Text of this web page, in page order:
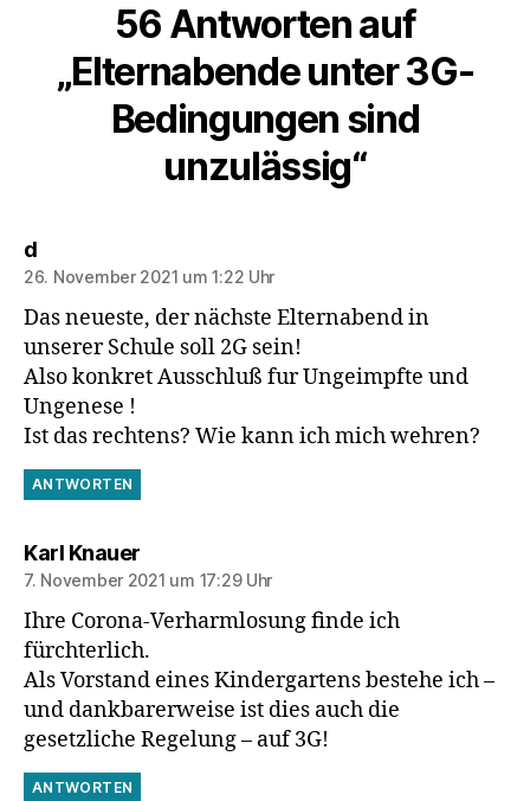
56 Antworten auf
„Elternabende unter 3G-
Bedingungen sind
unzulässig“
dsagt:
26. November 2021 um 1:22 Uhr
Das neueste, der nächste Elternabend in
unserer Schule soll 2G sein!
Also konkret Ausschluß fur Ungeimpfte und
Ungenese !
Ist das rechtens? Wie kann ich mich wehren?
ANTWORTEN
Karl Knauersagt:
7. November 2021 um 17:29 Uhr
Ihre Corona-Verharmlosung finde ich
fürchterlich.
Als Vorstand eines Kindergartens bestehe ich –
und dankbarerweise ist dies auch die
gesetzliche Regelung – auf 3G!
ANTWORTEN